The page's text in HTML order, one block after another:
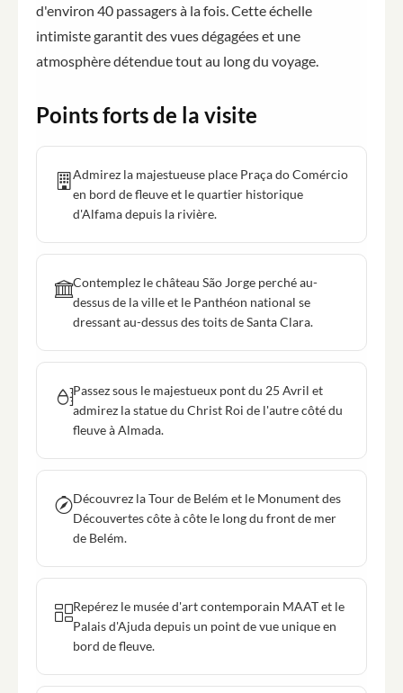
d'environ 40 passagers à la fois. Cette échelle
intimiste garantit des vues dégagées et une
atmosphère détendue tout au long du voyage.
Points forts de la visite
Admirez la majestueuse place Praça do Comércio
en bord de fleuve et le quartier historique
d'Alfama depuis la rivière.
Contemplez le château São Jorge perché au-
dessus de la ville et le Panthéon national se
dressant au-dessus des toits de Santa Clara.
Passez sous le majestueux pont du 25 Avril et
admirez la statue du Christ Roi de l'autre côté du
fleuve à Almada.
Découvrez la Tour de Belém et le Monument des
Découvertes côte à côte le long du front de mer
de Belém.
Repérez le musée d'art contemporain MAAT et le
Palais d'Ajuda depuis un point de vue unique en
bord de fleuve.